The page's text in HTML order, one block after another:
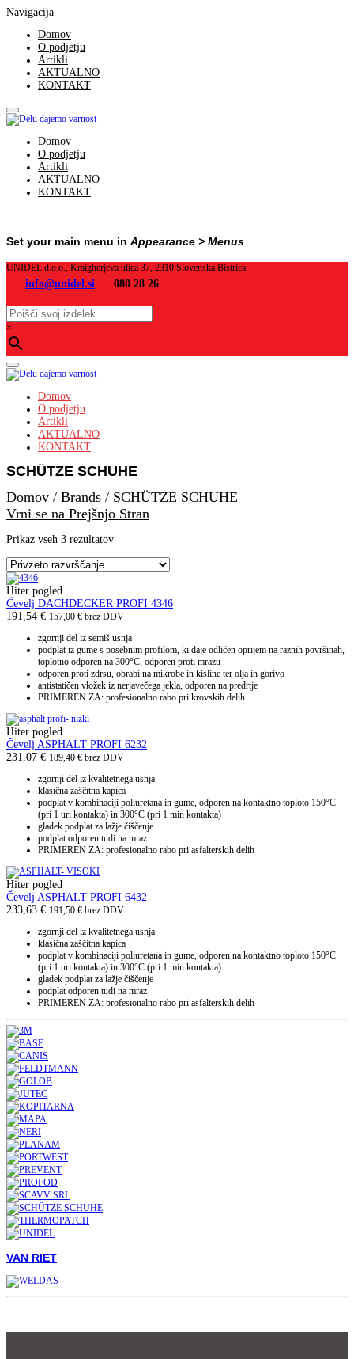
Navigacija
Domov
O podjetju
Artikli
AKTUALNO
KONTAKT
Domov
O podjetju
Artikli
AKTUALNO
KONTAKT
Set your main menu in Appearance > Menus
UNIDEL d.o.o., Kraigherjeva ulica 37, 2310 Slovenska Bistrica
:: info@unidel.si :: 080 28 26 ::
×
Domov
O podjetju
Artikli
AKTUALNO
KONTAKT
SCHÜTZE SCHUHE
Domov / Brands / SCHÜTZE SCHUHE
Vrni se na Prejšnjo Stran
Prikaz vseh 3 rezultatov
Hiter pogled
Čevelj DACHDECKER PROFI 4346
191,54 € 157,00 € brez DDV
zgornji del iz semiš usnja
podplat iz gume s posebnim profilom, ki daje odličen oprijem na raznih površinah,
toplotno odporen na 300°C, odporen proti mrazu
odporen proti zdrsu, obrabi na mikrobe in kisline ter olja in gorivo
antistatičen vložek iz nerjavečega jekla, odporen na predrtje
PRIMEREN ZA: profesionalno rabo pri krovskih delih
Hiter pogled
Čevelj ASPHALT PROFI 6232
231,07 € 189,40 € brez DDV
zgornji del iz kvalitetnega usnja
klasična zaščitna kapica
podplat v kombinaciji poliuretana in gume, odporen na kontaktno toploto 150°C
(pri 1 uri kontakta) in 300°C (pri 1 min kontakta)
gladek podplat za lažje čiščenje
podplat odporen tudi na mraz
PRIMEREN ZA: profesionalno rabo pri asfalterskih delih
Hiter pogled
Čevelj ASPHALT PROFI 6432
233,63 € 191,50 € brez DDV
zgornji del iz kvalitetnega usnja
klasična zaščitna kapica
podplat v kombinaciji poliuretana in gume, odporen na kontaktno toploto 150°C
(pri 1 uri kontakta) in 300°C (pri 1 min kontakta)
gladek podplat za lažje čiščenje
podplat odporen tudi na mraz
PRIMEREN ZA: profesionalno rabo pri asfalterskih delih
VAN RIET